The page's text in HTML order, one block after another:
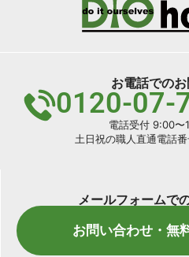
お電話での
0120-07-
電話受付 9:00〜
土日祝の職人直通電
メールフォームで
お問い合わせ・無